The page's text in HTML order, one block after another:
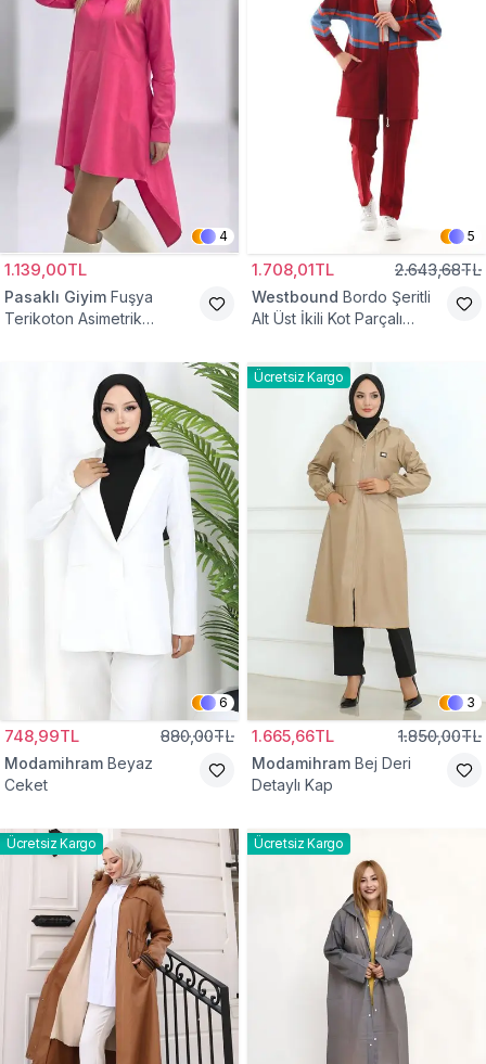
4
1.139,00TL
Pasaklı Giyim Fuşya
Terikoton Asimetrik
5
1.708,01TL 2.643,68TL
Westbound Bordo Şeritli
Alt Üst İkili Kot Parçalı
6
748,99TL 880,00TL
Modamihram Beyaz
Ceket
Ücretsiz Kargo
3
1.665,66TL 1.850,00TL
Modamihram Bej Deri
Detaylı Kap
Ücretsiz Kargo Ücretsiz Kargo